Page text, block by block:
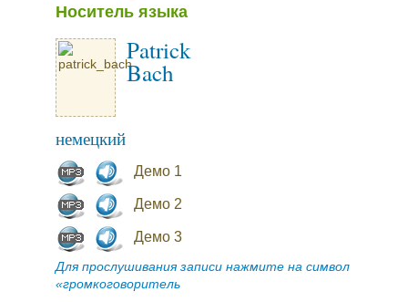
Носитель языка
Patrick
Bach
немецкий
Демо 1
Демо 2
Демо 3
Для прослушивания записи нажмите на символ
«громкоговоритель